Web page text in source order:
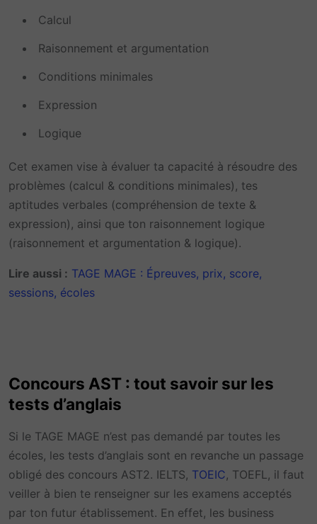
Calcul
Raisonnement et argumentation
Conditions minimales
Expression
Logique
Cet examen vise à évaluer ta capacité à résoudre des
problèmes (calcul & conditions minimales), tes
aptitudes verbales (compréhension de texte &
expression), ainsi que ton raisonnement logique
(raisonnement et argumentation & logique).
Lire aussi : TAGE MAGE : Épreuves, prix, score,
sessions, écoles
Concours AST : tout savoir sur les
tests d’anglais
Si le TAGE MAGE n’est pas demandé par toutes les
écoles, les tests d’anglais sont en revanche un passage
obligé des concours AST2. IELTS, TOEIC, TOEFL, il faut
veiller à bien te renseigner sur les examens acceptés
par ton futur établissement. En effet, les business